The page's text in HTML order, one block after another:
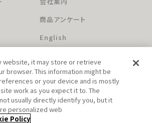
商品アンケート
English
に掲載されている著作物の無断利用を禁じます。
website, it may store or retrieve
browser. This information might be
or your device and is mostly
work as you expect it to. The
usually directly identify you, but it
personalized web
Policy